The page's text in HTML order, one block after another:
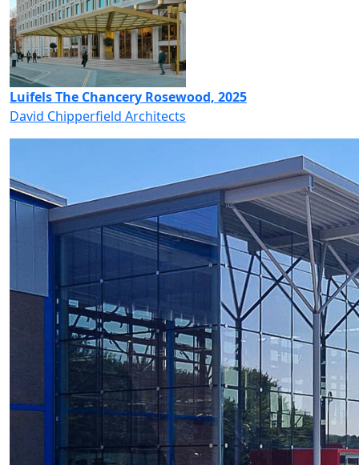
Luifels The Chancery Rosewood, 2025
David Chipperfield Architects